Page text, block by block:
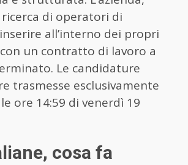
di operatori di
all’interno dei propri
un contratto di lavoro a
Le candidature
trasmesse esclusivamente
ore 14:59 di venerdì 19
cosa fa